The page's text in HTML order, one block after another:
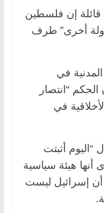
إن فلسطين
أخرى” طرف
في
“انتصار
في
“اليوم أثبتت
أنها هيئة سياسية
إسرائيل ليست